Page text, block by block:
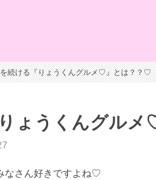
続ける『りょうくんグルメ♡』とは？？♡
ょうくんグル
なさん好きですよね♡